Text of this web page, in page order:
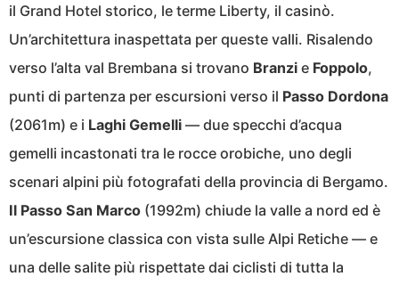
il Grand Hotel storico, le terme Liberty, il casinò.
Un’architettura inaspettata per queste valli. Risalendo
verso l’alta val Brembana si trovano Branzi e Foppolo,
punti di partenza per escursioni verso il Passo Dordona
(2061m) e i Laghi Gemelli — due specchi d’acqua
gemelli incastonati tra le rocce orobiche, uno degli
scenari alpini più fotografati della provincia di Bergamo.
Il Passo San Marco (1992m) chiude la valle a nord ed è
un’escursione classica con vista sulle Alpi Retiche — e
una delle salite più rispettate dai ciclisti di tutta la